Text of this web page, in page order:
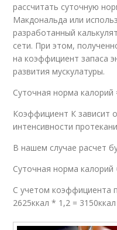
рассчитать суточную
Макдональда или
разработанный
сети. При этом,
на коэффициент запаса
развития мускулатуры.
Суточная норма калорий
Коэффициент К зависит
интенсивности
В нашем случае расчет
Суточная норма калорий
С учетом коэффициента
2625ккал * 1,2 = 3150ккал